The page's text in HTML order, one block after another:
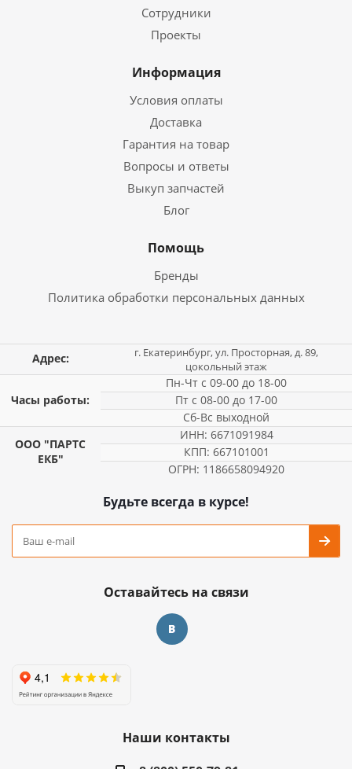
Сотрудники
Проекты
Информация
Условия оплаты
Доставка
Гарантия на товар
Вопросы и ответы
Выкуп запчастей
Блог
Помощь
Бренды
Политика обработки персональных данных
Адрес:
г. Екатеринбург, ул. Просторная, д. 89,
цокольный этаж
Часы работы:
Пн-Чт с 09-00 до 18-00
Пт с 08-00 до 17-00
Сб-Вс выходной
ООО "ПАРТС
ЕКБ"
ИНН: 6671091984
КПП: 667101001
ОГРН: 1186658094920
Будьте всегда в курсе!
Оставайтесь на связи
Наши контакты